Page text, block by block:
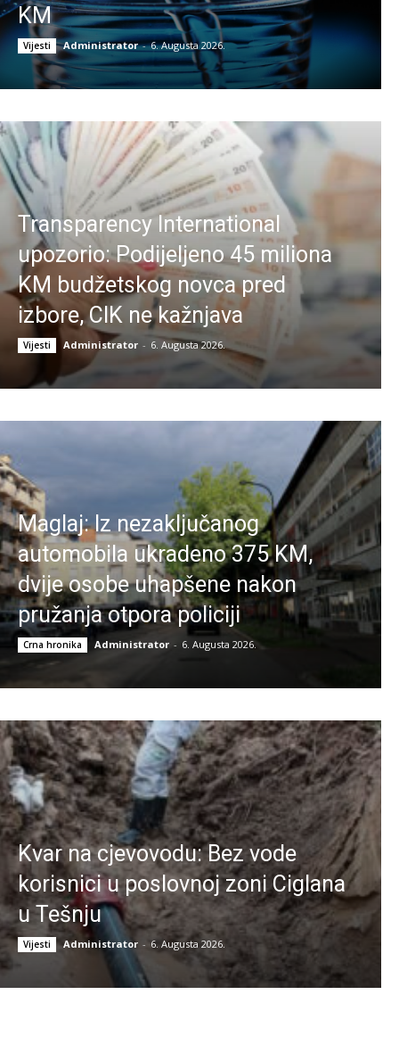
KM
Vijesti Administrator - 6. Augusta 2026.
Transparency International
upozorio: Podijeljeno 45 miliona
KM budžetskog novca pred
izbore, CIK ne kažnjava
Vijesti Administrator - 6. Augusta 2026.
Maglaj: Iz nezaključanog
automobila ukradeno 375 KM,
dvije osobe uhapšene nakon
pružanja otpora policiji
Crna hronika Administrator - 6. Augusta 2026.
Kvar na cjevovodu: Bez vode
korisnici u poslovnoj zoni Ciglana
u Tešnju
Vijesti Administrator - 6. Augusta 2026.